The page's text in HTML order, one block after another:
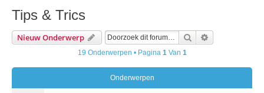
Tips & Trics
Nieuw Onderwerp Zoek
19 Onderwerpen • Pagina 1Van 1
Onderwerpen